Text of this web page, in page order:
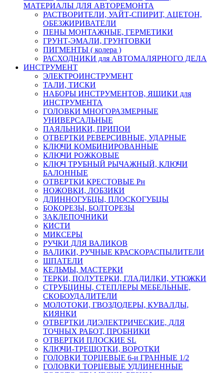
МАТЕРИАЛЫ ДЛЯ АВТОРЕМОНТА
РАСТВОРИТЕЛИ, УАЙТ-СПИРИТ, АЦЕТОН,
ОБЕЗЖИРИВАТЕЛИ
ПЕНЫ МОНТАЖНЫЕ, ГЕРМЕТИКИ
ГРУНТ-ЭМАЛИ, ГРУНТОВКИ
ПИГМЕНТЫ ( колера )
РАСХОДНИКИ для АВТОМАЛЯРНОГО ДЕЛА
ИНСТРУМЕНТ
ЭЛЕКТРОИНСТРУМЕНТ
ТАЛИ, ТИСКИ
НАБОРЫ ИНСТРУМЕНТОВ, ЯЩИКИ для
ИНСТРУМЕНТА
ГОЛОВКИ МНОГОРАЗМЕРНЫЕ
УНИВЕРСАЛЬНЫЕ
ПАЯЛЬНИКИ, ПРИПОИ
ОТВЕРТКИ РЕВЕРСИВНЫЕ, УДАРНЫЕ
КЛЮЧИ КОМБИНИРОВАННЫЕ
КЛЮЧИ РОЖКОВЫЕ
КЛЮЧ ТРУБНЫЙ РЫЧАЖНЫЙ, КЛЮЧИ
БАЛОННЫЕ
ОТВЕРТКИ КРЕСТОВЫЕ Рн
НОЖОВКИ, ЛОБЗИКИ
ДЛИННОГУБЦЫ, ПЛОСКОГУБЦЫ
БОКОРЕЗЫ, БОЛТОРЕЗЫ
ЗАКЛЕПОЧНИКИ
КИСТИ
МИКСЕРЫ
РУЧКИ ДЛЯ ВАЛИКОВ
ВАЛИКИ, РУЧНЫЕ КРАСКОРАСПЫЛИТЕЛИ
ШПАТЕЛИ
КЕЛЬМЫ, МАСТЕРКИ
ТЕРКИ, ПОЛУТЕРКИ, ГЛАДИЛКИ, УТЮЖКИ
СТРУБЦИНЫ, СТЕПЛЕРЫ МЕБЕЛЬНЫЕ,
СКОБОУДАЛИТЕЛИ
МОЛОТОКИ, ГВОЗДОДЕРЫ, КУВАЛДЫ,
КИЯНКИ
ОТВЕРТКИ ДИЭЛЕКТРИЧЕСКИЕ, ДЛЯ
ТОЧНЫХ РАБОТ, ПРОБНИКИ
ОТВЕРТКИ ПЛОСКИЕ SL
КЛЮЧИ-ТРЕЩОТКИ, ВОРОТКИ
ГОЛОВКИ ТОРЦЕВЫЕ 6-и ГРАННЫЕ 1/2
ГОЛОВКИ ТОРЦЕВЫЕ УДЛИНЕННЫЕ